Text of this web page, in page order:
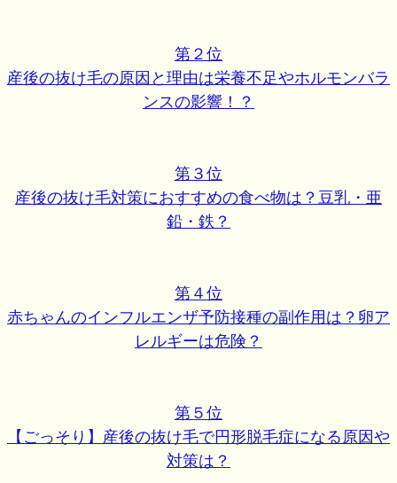
第２位
産後の抜け毛の原因と理由は栄養不足やホルモンバラ
ンスの影響！？
第３位
産後の抜け毛対策におすすめの食べ物は？豆乳・亜
鉛・鉄？
第４位
赤ちゃんのインフルエンザ予防接種の副作用は？卵ア
レルギーは危険？
第５位
【ごっそり】産後の抜け毛で円形脱毛症になる原因や
対策は？